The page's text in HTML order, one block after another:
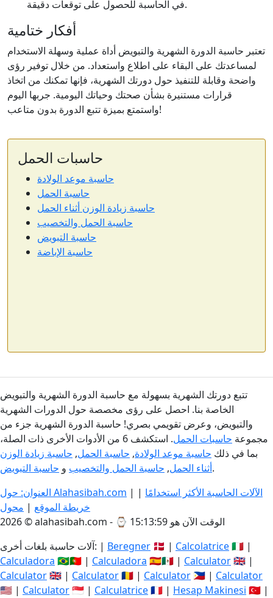
في الحاسبة للحصول على توقعات دقيقة.
أفكار ختامية
تعتبر حاسبة الدورة الشهرية والتبويض أداة عملية وسهلة الاستخدام
لمساعدتك على البقاء على اطلاع واستعداد. من خلال توفير رؤى
واضحة وقابلة للتنفيذ حول دورتك الشهرية، فإنها تمكنك من اتخاذ
قرارات مستنيرة بشأن صحتك وحياتك اليومية. جربها اليوم
واستمتع بميزة تتبع الدورة بدون متاعب!
حاسبات الحمل
حاسبة موعد الولادة
حاسبة الحمل
حاسبة زيادة الوزن أثناء الحمل
حاسبة الحمل والتخصيب
حاسبة التبويض
حاسبة الإباضة
تتبع دورتك الشهرية بسهولة مع حاسبة الدورة الشهرية والتبويض
الخاصة بنا. احصل على رؤى مخصصة حول الدورات الشهرية
والتبويض، وعرض تقويمي بصري! حاسبة الدورة الشهرية جزء من
مجموعة حاسبات الحمل
. استكشف 6 من الأدوات الأخرى ذات الصلة،
بما في ذلك حاسبة موعد الولادة, حاسبة الحمل, حاسبة زيادة الوزن
أثناء الحمل, حاسبة الحمل والتخصيب و حاسبة التبويض
.
العنوان: حول Alahasibah.com | الآلات الحاسبة الأكثر استخدامًا |
خريطة الموقع | محول
2026 © alahasibah.com - ⌚
الوقت الآن هو 15:13:59
آلات حاسبة بلغات أخرى: | Beregner 🇩🇰 | Calcolatrice🇮🇹 |
Calculadora 🇧🇷🇵🇹 | Calculadora 🇪🇸🇲🇽 | Calculator🇬🇧 |
Calculator🇬🇧 | Calculator🇷🇴 | Calculator 🇵🇭 | Calculator
🇺🇸 | Calculator🇸🇬 | Calculatrice🇫🇷 | Hesap Makinesi 🇹🇷 |